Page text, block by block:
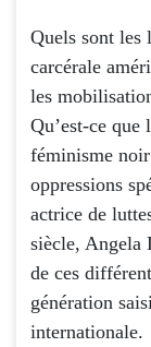
Quels sont les
carcérale
les
Qu’est-ce que
féminisme
oppressions
actrice de
siècle, Angela
de ces
génération
internationale.